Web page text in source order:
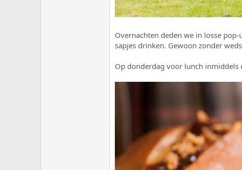
Overnachten deden we in losse
sapjes drinken. Gewoon zonder
Op donderdag voor lunch inmiddels